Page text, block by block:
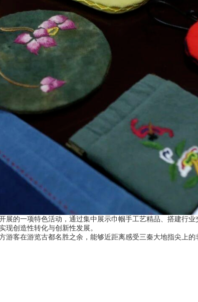
的一项特色活动，通过集中展示巾帼手工艺精品、搭建行业
现创造性转化与创新性发展。
在游览古都名胜之余，能够近距离感受三秦大地指尖上的